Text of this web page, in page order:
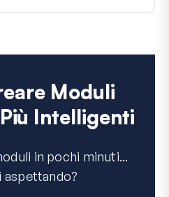
Moduli
Intelligenti
in pochi minuti...
aspettando?